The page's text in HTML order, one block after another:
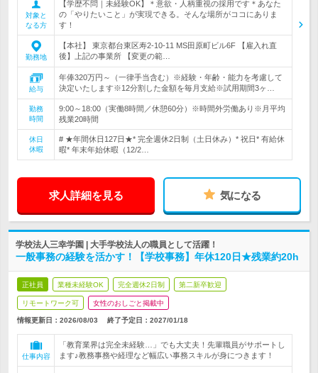
対象と
なる方
【学歴不問｜未経験OK】＊意欲・人柄重視の採用です＊あなた
の「やりたいこと」が実現できる。そんな場所がココにありま
す！
勤務地
【本社】 東京都台東区寿2-10-11 MS田原町ビル6F 【雇入れ直
後】上記の事業所 【変更の範…
給与
年俸320万円～（一律手当含む）※経験・年齢・能力を考慮して
決定いたします※12分割した金額を毎月支給※試用期間3ヶ…
勤務
時間
9:00～18:00（実働8時間／休憩60分）※時間外労働あり※月平均
残業20時間
休日
休暇
# ★年間休日127日★* 完全週休2日制（土日休み）* 祝日* 有給休
暇* 年末年始休暇（12/2…
求人詳細を見る 気になる
学校法人三幸学園 | 大手学校法人の職員として活躍！
一般事務の経験を活かす！【学校事務】年休120日★残業約20h
正社員 業種未経験OK 完全週休2日制 第二新卒歓迎
リモートワーク可 女性のおしごと掲載中
情報更新日：2026/08/03 終了予定日： 2027/01/18
仕事内容
「教育業界は完全未経験…」でも大丈夫！先輩職員がサポートし
ます♪教務事務や経理など幅広い事務スキルが身につきます！